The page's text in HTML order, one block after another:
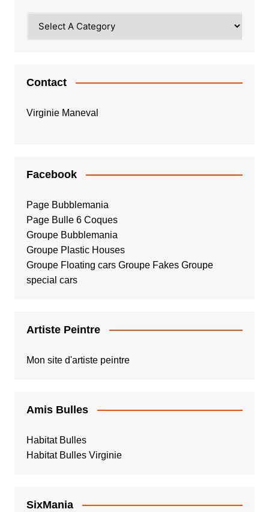
Contact
Virginie Maneval
Facebook
Page Bubblemania
Page Bulle 6 Coques
Groupe Bubblemania
Groupe Plastic Houses
Groupe Floating cars Groupe Fakes Groupe
special cars
Artiste Peintre
Mon site d'artiste peintre
Amis Bulles
Habitat Bulles
Habitat Bulles Virginie
SixMania